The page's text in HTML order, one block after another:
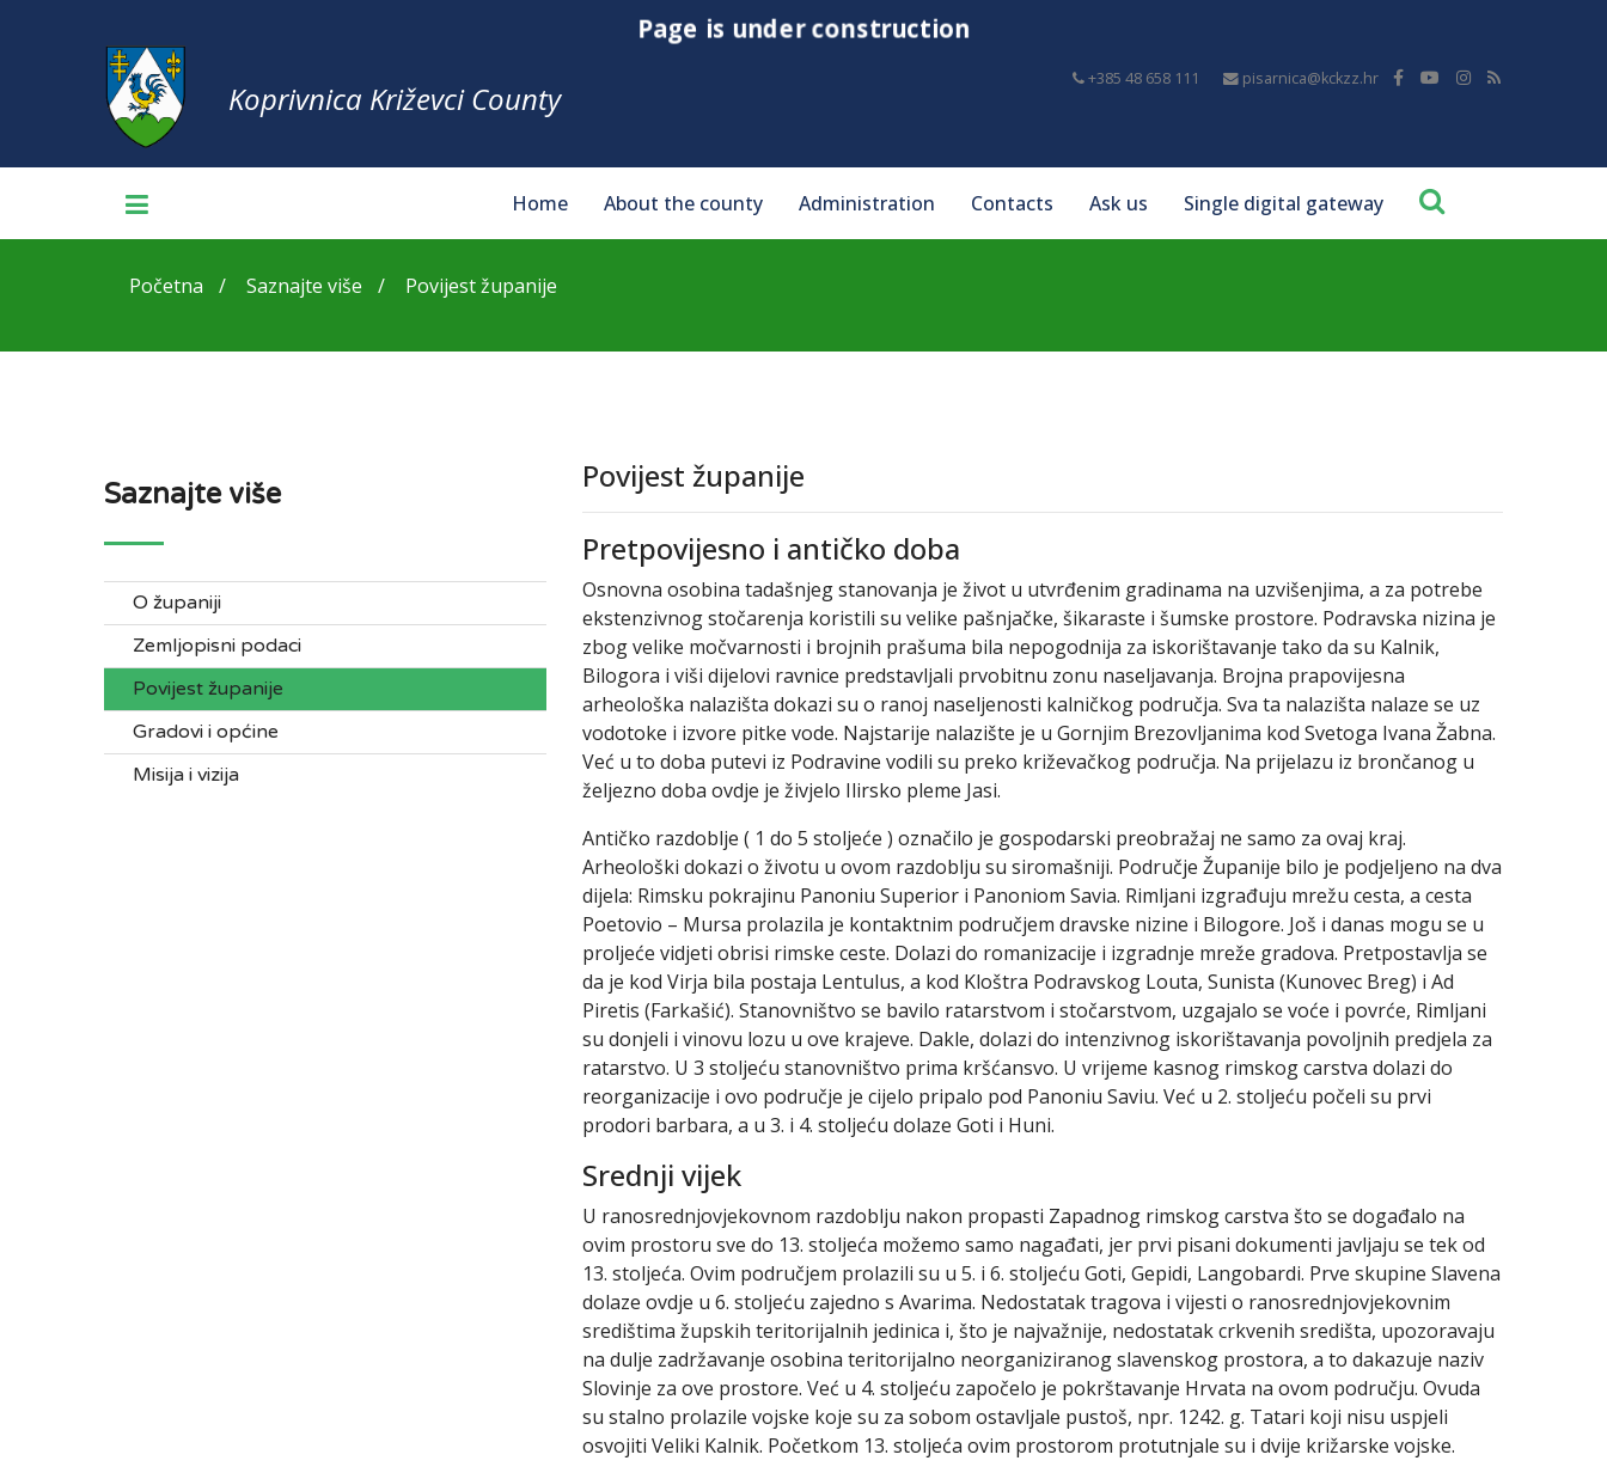
Page is under construction
+385 48 658 111 pisarnica@kckzz.hr
Koprivnica Križevci County
Home About the county Administration Contacts Ask us Single digital gateway
Početna Saznajte više Povijest županije
Saznajte više
O županiji
Zemljopisni podaci
Povijest županije
Gradovi i općine
Misija i vizija
Povijest županije
Pretpovijesno i antičko doba
Osnovna osobina tadašnjeg stanovanja je život u utvrđenim gradinama na uzvišenjima, a za potrebe
ekstenzivnog stočarenja koristili su velike pašnjačke, šikaraste i šumske prostore. Podravska nizina je
zbog velike močvarnosti i brojnih prašuma bila nepogodnija za iskorištavanje tako da su Kalnik,
Bilogora i viši dijelovi ravnice predstavljali prvobitnu zonu naseljavanja. Brojna prapovijesna
arheološka nalazišta dokazi su o ranoj naseljenosti kalničkog područja. Sva ta nalazišta nalaze se uz
vodotoke i izvore pitke vode. Najstarije nalazište je u Gornjim Brezovljanima kod Svetoga Ivana Žabna.
Već u to doba putevi iz Podravine vodili su preko križevačkog područja. Na prijelazu iz brončanog u
željezno doba ovdje je živjelo Ilirsko pleme Jasi.
Antičko razdoblje ( 1 do 5 stoljeće ) označilo je gospodarski preobražaj ne samo za ovaj kraj.
Arheološki dokazi o životu u ovom razdoblju su siromašniji. Područje Županije bilo je podjeljeno na dva
dijela: Rimsku pokrajinu Panoniu Superior i Panoniom Savia. Rimljani izgrađuju mrežu cesta, a cesta
Poetovio – Mursa prolazila je kontaktnim područjem dravske nizine i Bilogore. Još i danas mogu se u
proljeće vidjeti obrisi rimske ceste. Dolazi do romanizacije i izgradnje mreže gradova. Pretpostavlja se
da je kod Virja bila postaja Lentulus, a kod Kloštra Podravskog Louta, Sunista (Kunovec Breg) i Ad
Piretis (Farkašić). Stanovništvo se bavilo ratarstvom i stočarstvom, uzgajalo se voće i povrće, Rimljani
su donjeli i vinovu lozu u ove krajeve. Dakle, dolazi do intenzivnog iskorištavanja povoljnih predjela za
ratarstvo. U 3 stoljeću stanovništvo prima kršćansvo. U vrijeme kasnog rimskog carstva dolazi do
reorganizacije i ovo područje je cijelo pripalo pod Panoniu Saviu. Već u 2. stoljeću počeli su prvi
prodori barbara, a u 3. i 4. stoljeću dolaze Goti i Huni.
Srednji vijek
U ranosrednjovjekovnom razdoblju nakon propasti Zapadnog rimskog carstva što se događalo na
ovim prostoru sve do 13. stoljeća možemo samo nagađati, jer prvi pisani dokumenti javljaju se tek od
13. stoljeća. Ovim područjem prolazili su u 5. i 6. stoljeću Goti, Gepidi, Langobardi. Prve skupine Slavena
dolaze ovdje u 6. stoljeću zajedno s Avarima. Nedostatak tragova i vijesti o ranosrednjovjekovnim
središtima župskih teritorijalnih jedinica i, što je najvažnije, nedostatak crkvenih središta, upozoravaju
na dulje zadržavanje osobina teritorijalno neorganiziranog slavenskog prostora, a to dakazuje naziv
Slovinje za ove prostore. Već u 4. stoljeću započelo je pokrštavanje Hrvata na ovom području. Ovuda
su stalno prolazile vojske koje su za sobom ostavljale pustoš, npr. 1242. g. Tatari koji nisu uspjeli
osvojiti Veliki Kalnik. Početkom 13. stoljeća ovim prostorom protutnjale su i dvije križarske vojske.